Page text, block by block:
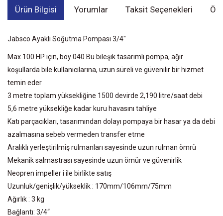
Ürün Bilgisi Yorumlar Taksit Seçenekleri
Jabsco Ayaklı Soğutma Pompası 3/4"
Max 100 HP için, boy 040 Bu bileşik tasarımlı pompa, ağır
koşullarda bile kullanıcılarına, uzun süreli ve güvenilir bir hizmet
temin eder
3 metre toplam yüksekliğine 1500 devirde 2,190 litre/saat debi
5,6 metre yüksekliğe kadar kuru havasını tahliye
Katı parçacıkları, tasarımından dolayı pompaya bir hasar ya da debi
azalmasına sebeb vermeden transfer etme
Aralıklı yerleştirilmiş rulmanları sayesinde uzun rulman ömrü
Mekanik salmastrası sayesinde uzun ömür ve güvenirlik
Neopren impeller i ile birlikte satış
Uzunluk/genişlik/yükseklik : 170mm/106mm/75mm
Ağırlık : 3 kg
Bağlantı: 3/4“